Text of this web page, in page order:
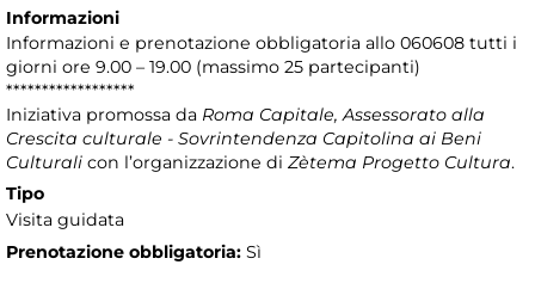
Informazioni
Informazioni e prenotazione obbligatoria allo 060608 tutti i
giorni ore 9.00 – 19.00 (massimo 25 partecipanti)
******************
Iniziativa promossa da Roma Capitale, Assessorato alla
Crescita culturale - Sovrintendenza Capitolina ai Beni
Culturali con l’organizzazione di Zètema Progetto Cultura.
Tipo
Visita guidata
Prenotazione obbligatoria: Sì